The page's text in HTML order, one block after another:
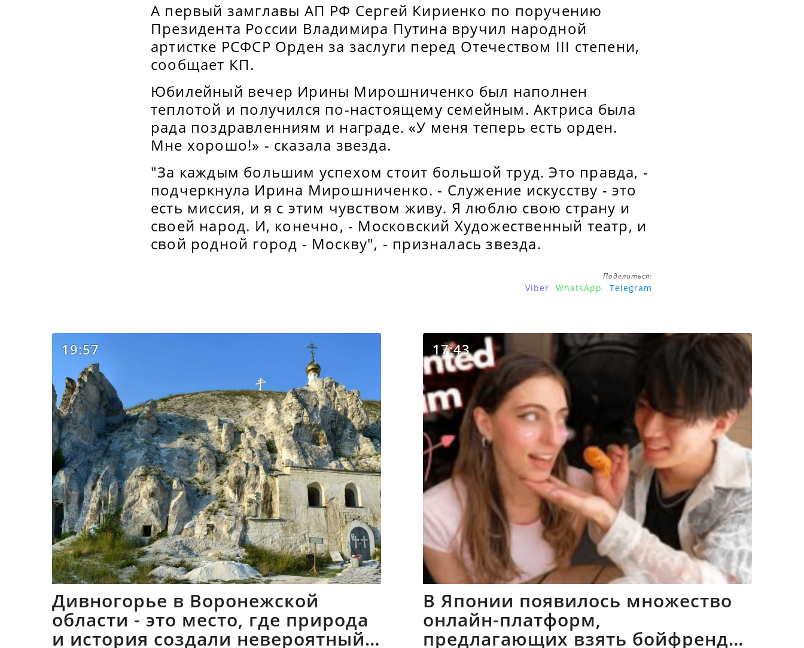
А первый замглавы АП РФ Сергей Кириенко по поручению
Президента России Владимира Путина вручил народной
артистке РСФСР Орден за заслуги перед Отечеством III степени,
сообщает КП.
Юбилейный вечер Ирины Мирошниченко был наполнен
теплотой и получился по-настоящему семейным. Актриса была
рада поздравленниям и награде. «У меня теперь есть орден.
Мне хорошо!» - сказала звезда.
"За каждым большим успехом стоит большой труд. Это правда, -
подчеркнула Ирина Мирошниченко. - Служение искусству - это
есть миссия, и я с этим чувством живу. Я люблю свою страну и
своей народ. И, конечно, - Московский Художественный театр, и
свой родной город - Москву", - призналась звезда.
Поделиться:
Viber WhatsApp Telegram
19:57
Дивногорье в Воронежской
области - это место, где природа
и история создали невероятный
17:43
В Японии появилось множество
онлайн-платформ,
предлагающих взять бойфрендов